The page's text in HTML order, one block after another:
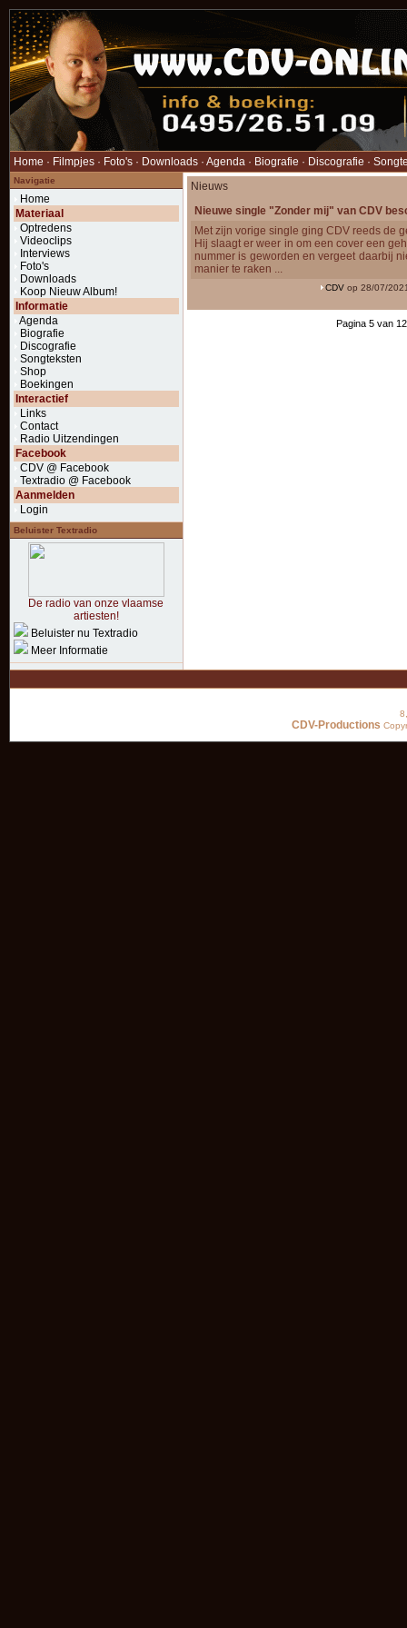
Home · Filmpjes · Foto's · Downloads · Agenda · Biografie · Discografie ·
Navigatie
Home
Materiaal
Optredens
Videoclips
Interviews
Foto's
Downloads
Koop Nieuw Album!
Informatie
Agenda
Biografie
Discografie
Songteksten
Shop
Boekingen
Interactief
Links
Contact
Radio Uitzendingen
Facebook
CDV @ Facebook
Textradio @ Facebook
Aanmelden
Login
Beluister Textradio
De radio van onze vlaamse
artiesten!
Beluister nu Textradio
Meer Informatie
Nieuws
Nieuwe single "Zonder mij" van CDV
Met zijn vorige single ging CDV reeds de
Hij slaagt er weer in om een cover een
nummer is geworden en vergeet daarbij
manier te raken ...
CDV op 28/07/
Pagina 5 van
CDV-Productions